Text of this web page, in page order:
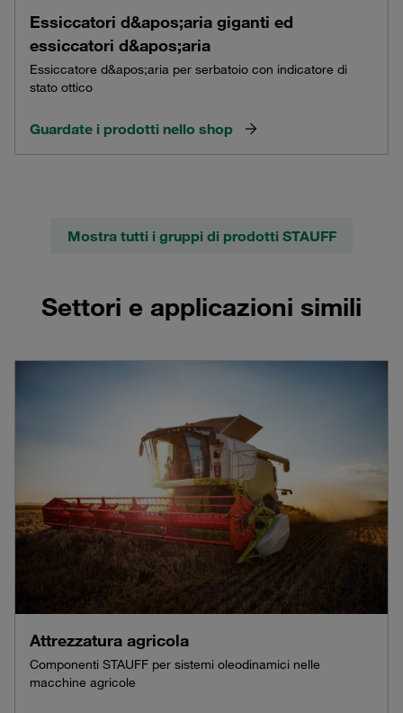
Essiccatori d&apos;aria giganti ed
essiccatori d&apos;aria
Essiccatore d&apos;aria per serbatoio con indicatore di
stato ottico
Guardate i prodotti nello shop
Mostra tutti i gruppi di prodotti STAUFF
Settori e applicazioni simili
Attrezzatura agricola
Componenti STAUFF per sistemi oleodinamici nelle
macchine agricole